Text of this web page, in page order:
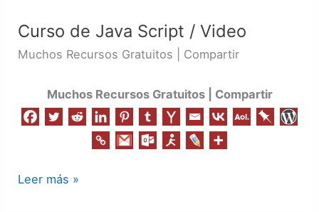
Curso de Java Script / Video
Muchos Recursos Gratuitos | Compartir
Muchos Recursos Gratuitos | Compartir
Java
Script
Video
Leer más »